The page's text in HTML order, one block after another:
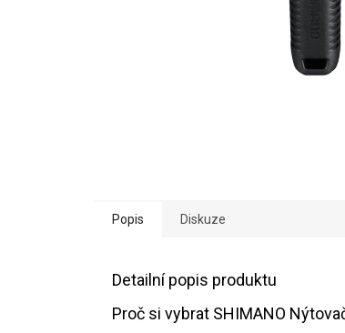
Popis Diskuze
Detailní popis produktu
Proč si vybrat SHIMANO